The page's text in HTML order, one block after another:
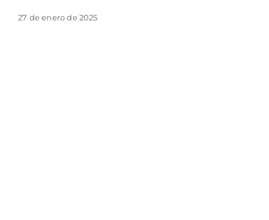
27 de enero de 2025